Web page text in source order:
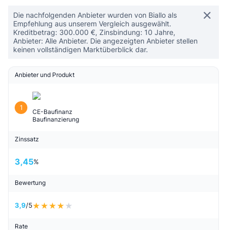
Die nachfolgenden Anbieter wurden von Biallo als
Empfehlung aus unserem Vergleich ausgewählt.
Kreditbetrag: 300.000 €, Zinsbindung: 10 Jahre,
Anbieter: Alle Anbieter. Die angezeigten Anbieter stellen
keinen vollständigen Marktüberblick dar.
Anbieter und Produkt
1
CE-Baufinanz
Baufinanzierung
Zinssatz
3,45%
Bewertung
3,9/5
Rate